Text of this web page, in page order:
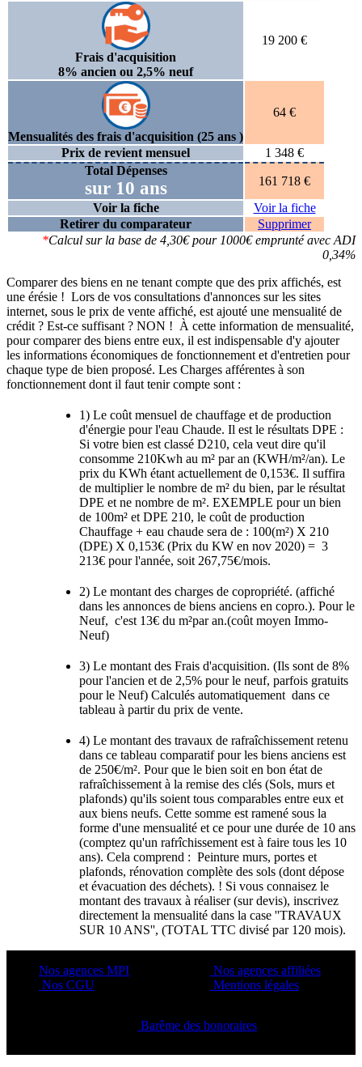
Frais d'acquisition
8% ancien ou 2,5% neuf
19 200 €
Mensualités des frais d'acquisition (25 ans )
64 €
Prix de revient mensuel
1 348 €
Total Dépenses
sur 10 ans
161 718 €
Voir la fiche
Voir la fiche
Retirer du comparateur
Supprimer
*Calcul sur la base de 4,30€ pour 1000€ emprunté avec ADI
0,34%
Comparer des biens en ne tenant compte que des prix affichés, est
une érésie ! Lors de vos consultations d'annonces sur les sites
internet, sous le prix de vente affiché, est ajouté une mensualité de
crédit ? Est-ce suffisant ? NON ! À cette information de mensualité,
pour comparer des biens entre eux, il est indispensable d'y ajouter
les informations économiques de fonctionnement et d'entretien pour
chaque type de bien proposé. Les Charges afférentes à son
fonctionnement dont il faut tenir compte sont :
1) Le coût mensuel de chauffage et de production
d'énergie pour l'eau Chaude. Il est le résultats DPE :
Si votre bien est classé D210, cela veut dire qu'il
consomme 210Kwh au m² par an (KWH/m²/an). Le
prix du KWh étant actuellement de 0,153€. Il suffira
de multiplier le nombre de m² du bien, par le résultat
DPE et ne nombre de m². EXEMPLE pour un bien
de 100m² et DPE 210, le coût de production
Chauffage + eau chaude sera de : 100(m²) X 210
(DPE) X 0,153€ (Prix du KW en nov 2020) = 3
213€ pour l'année, soit 267,75€/mois.
2) Le montant des charges de copropriété. (affiché
dans les annonces de biens anciens en copro.). Pour le
Neuf, c'est 13€ du m²par an.(coût moyen Immo-
Neuf)
3) Le montant des Frais d'acquisition. (Ils sont de 8%
pour l'ancien et de 2,5% pour le neuf, parfois gratuits
pour le Neuf) Calculés automatiquement dans ce
tableau à partir du prix de vente.
4) Le montant des travaux de rafraîchissement retenu
dans ce tableau comparatif pour les biens anciens est
de 250€/m². Pour que le bien soit en bon état de
rafraîchissement à la remise des clés (Sols, murs et
plafonds) qu'ils soient tous comparables entre eux et
aux biens neufs. Cette somme est ramené sous la
forme d'une mensualité et ce pour une durée de 10 ans
(comptez qu'un rafrîchissement est à faire tous les 10
ans). Cela comprend : Peinture murs, portes et
plafonds, rénovation complète des sols (dont dépose
et évacuation des déchets). ! Si vous connaisez le
montant des travaux à réaliser (sur devis), inscrivez
directement la mensualité dans la case ''TRAVAUX
SUR 10 ANS'', (TOTAL TTC divisé par 120 mois).
Nos agences MPI
Nos CGU
Nos agences affiliées
Mentions légales
Barême des honoraires